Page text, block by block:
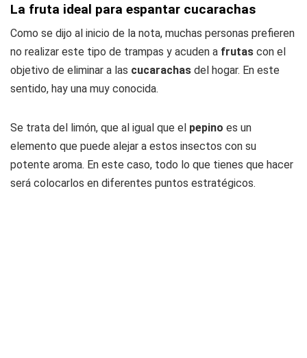
La fruta ideal para espantar cucarachas
Como se dijo al inicio de la nota, muchas personas prefieren
no realizar este tipo de trampas y acuden a frutas con el
objetivo de eliminar a las cucarachas del hogar. En este
sentido, hay una muy conocida.
Se trata del limón, que al igual que el pepino es un
elemento que puede alejar a estos insectos con su
potente aroma. En este caso, todo lo que tienes que hacer
será colocarlos en diferentes puntos estratégicos.